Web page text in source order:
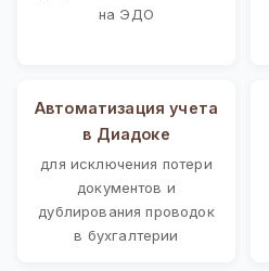
на ЭДО
Автоматизация учета
в Диадоке
для исключения потери
документов и
дублирования проводок
в бухгалтерии